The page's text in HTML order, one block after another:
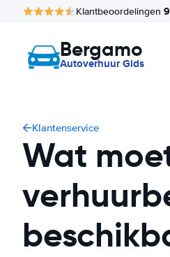
Klantbeoordelingen
Bergamo
Autoverhuur Gids
Klantenservice
Wat